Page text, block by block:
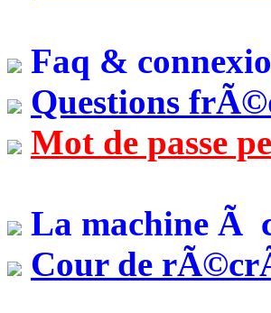
Faq &
Questions
Mot de passe
La machine Ã
Cour de